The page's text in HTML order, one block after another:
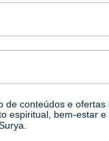
de conteúdos e ofertas
espiritual, bem-estar e